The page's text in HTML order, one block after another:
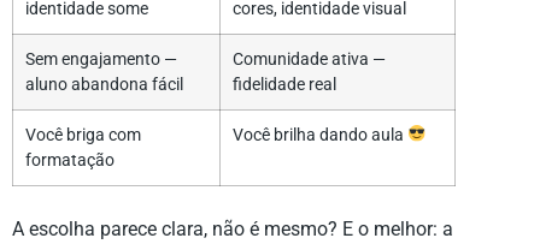
identidade some
cores, identidade visual
Sem engajamento —
aluno abandona fácil
Comunidade ativa —
fidelidade real
Você briga com
formatação
Você brilha dando aula
A escolha parece clara, não é mesmo? E o melhor: a